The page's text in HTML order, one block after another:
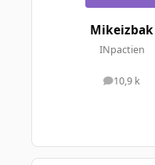
Mikeizbak
INpactien
10,9 k